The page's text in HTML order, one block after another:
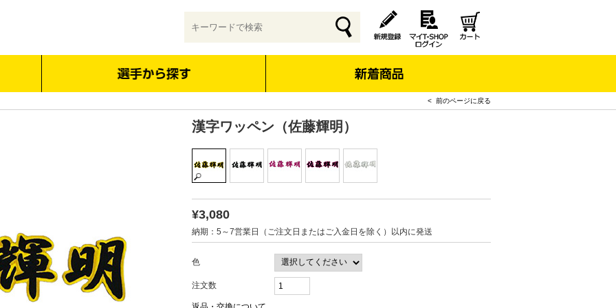
< 前のページに戻る
漢字ワッペン（佐藤輝明）
¥3,080
納期：5～7営業日（ご注文日またはご入金日を除く）以内に発送
色
注文数